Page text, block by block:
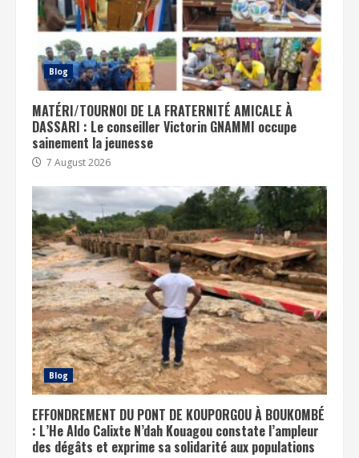
Blog
MATÉRI/TOURNOI DE LA FRATERNITÉ AMICALE À
DASSARI : Le conseiller Victorin GNAMMI occupe
sainement la jeunesse
7 August 2026
Blog
EFFONDREMENT DU PONT DE KOUPORGOU À BOUKOMBÉ
: L’He Aldo Calixte N’dah Kouagou constate l’ampleur
des dégâts et exprime sa solidarité aux populations